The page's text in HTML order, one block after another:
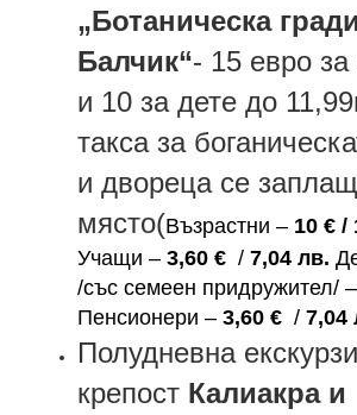
„Ботаническа
Балчик“- 15 евро за
и 10 за дете до
такса за
и двореца се
място(Възрастни – 10 € /
Учащи – 3,60 € / 7,04 лв.
/със семеен придружител/ –
Пенсионери – 3,60 € / 7,04
Полудневна
крепост Калиакра и